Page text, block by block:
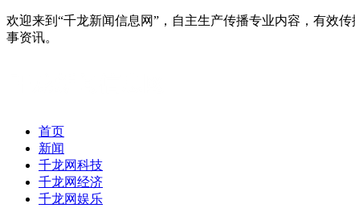
欢迎来到“千龙新闻信息网”，自主生产传播专业内容，有效
事资讯。
首页
新闻
千龙网科技
千龙网经济
千龙网娱乐